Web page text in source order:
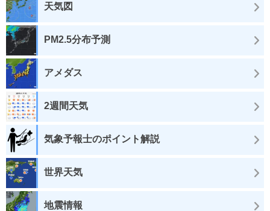
天気図
PM2.5分布予測
アメダス
2週間天気
気象予報士のポイント解説
世界天気
地震情報